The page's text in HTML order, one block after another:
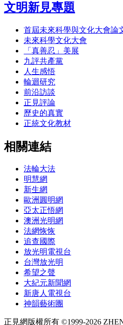
文明新見專題
首屆未來科學與文化大會論
未來科學文化大會
「真善忍」美展
九評共產黨
人生感悟
輪迴研究
前沿訪談
正見評論
歷史的真實
正統文化教材
相關連結
法輪大法
明慧網
新生網
歐洲圓明網
亞太正悟網
澳洲光明網
法網恢恢
追查國際
放光明電視台
台灣放光明
希望之聲
大紀元新聞網
新唐人電視台
神韻藝術團
正見網版權所有 ©1999-2026